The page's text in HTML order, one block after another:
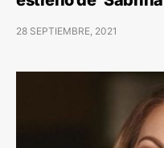
28 SEPTIEMBRE, 2021